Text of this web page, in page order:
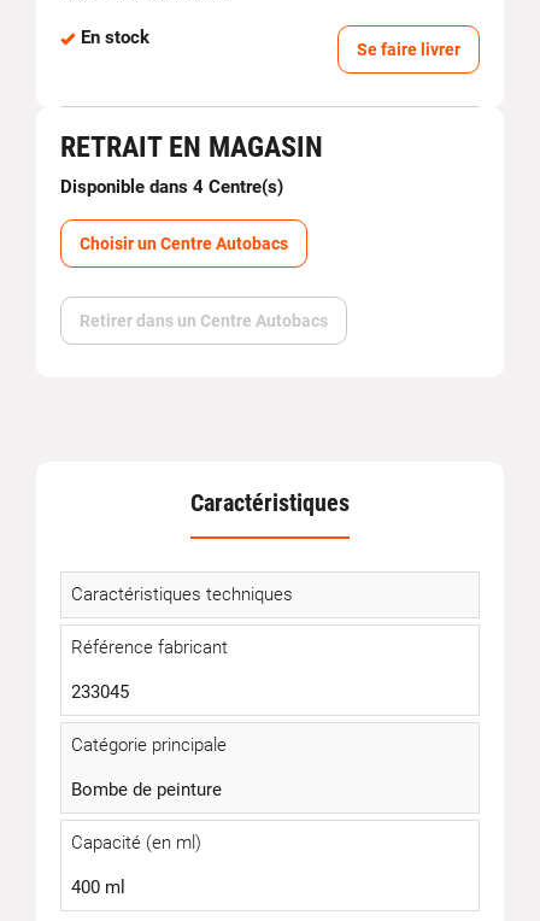
En stock
Se faire livrer
RETRAIT EN MAGASIN
Disponible dans 4 Centre(s)
Choisir un Centre Autobacs
Retirer dans un Centre Autobacs
Caractéristiques
Caractéristiques techniques
Référence fabricant
233045
Catégorie principale
Bombe de peinture
Capacité (en ml)
400 ml